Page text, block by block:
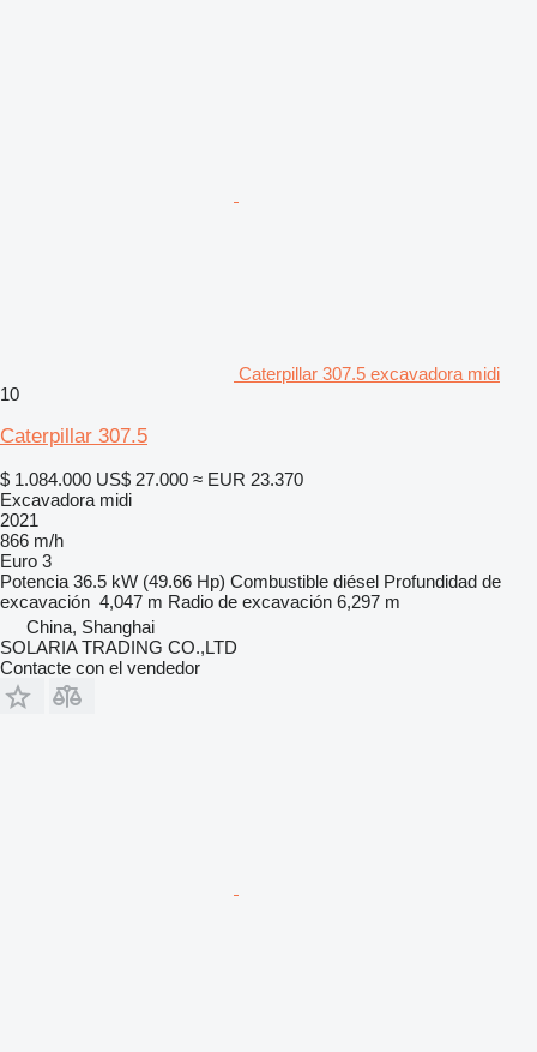
Caterpillar 307.5 excavadora midi
10
Caterpillar 307.5
$ 1.084.000 US$ 27.000 ≈ EUR 23.370
Excavadora midi
2021
866 m/h
Euro 3
Potencia 36.5 kW (49.66 Hp) Combustible diésel Profundidad de
excavación 4,047 m Radio de excavación 6,297 m
China, Shanghai
SOLARIA TRADING CO.,LTD
Contacte con el vendedor